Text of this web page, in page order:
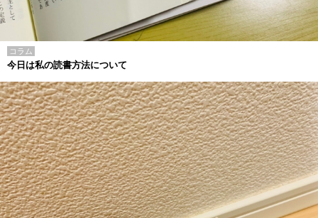
コラム
今日は私の読書方法について